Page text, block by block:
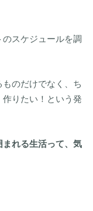
スケジュールを調
のだけでなく、ち
りたい！という発
れる生活って、気